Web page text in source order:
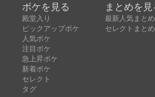
ボケを見る
殿堂入り
ピックアップボケ
人気ボケ
注目ボケ
急上昇ボケ
新着ボケ
セレクト
タグ
まとめを見
最新人気まとめ
セレクトまとめ